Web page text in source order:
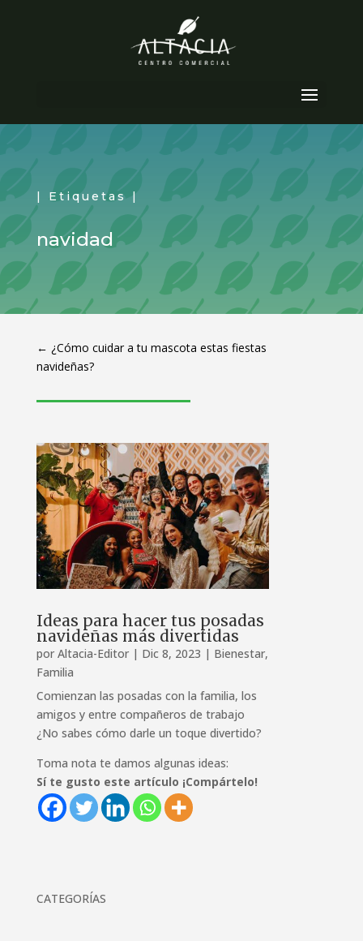
| Etiquetas |
navidad
← ¿Cómo cuidar a tu mascota estas fiestas
navideñas?
Ideas para hacer tus posadas
navideñas más divertidas
por Altacia-Editor| Dic 8, 2023 | Bienestar,
Familia
Comienzan las posadas con la familia, los
amigos y entre compañeros de trabajo
¿No sabes cómo darle un toque divertido?
Toma nota te damos algunas ideas:
Sí te gusto este artículo ¡Compártelo!
CATEGORÍAS